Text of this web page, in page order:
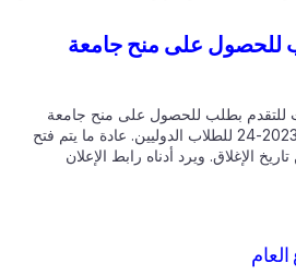
على منح جامعة
بطلب للحصول على منح جامعة
فيكتوريا ويلينجتون الدراسية 2023-24 للطلاب الدوليين. عادة ما يتم فتح
ويرد أدناه رابط الإعلان